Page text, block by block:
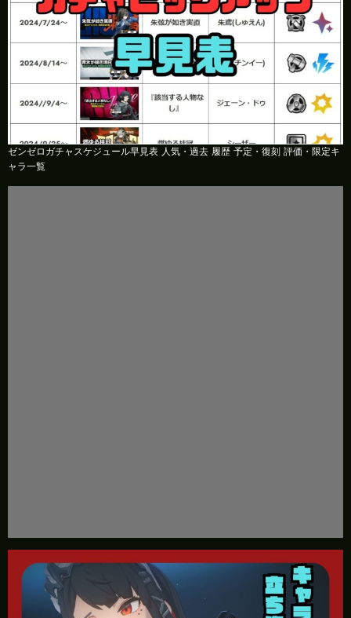
ゼンゼロガチャスケジュール早見表 人気・過去 履歴 予定・復刻 評価・限定キ
ャラ一覧